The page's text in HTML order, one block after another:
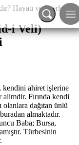
i Veli)
kendini ahiret işlerine
Fırında kendi
olanlara dağıtan ünlü
almaktadır.
Baba; Bursa,
Türbesinin